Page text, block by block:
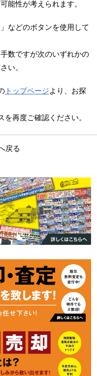
能性が考えられます。
などのボタンを使用して
数ですが次のいずれかの
い。
トップページより、お探
再度ご確認ください。
戻る